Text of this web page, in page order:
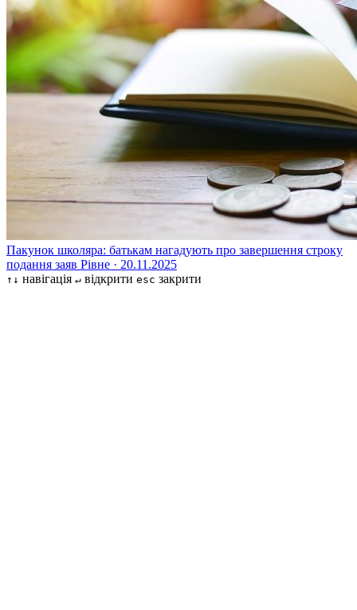
Пакунок школяра: батькам нагадують про завершення строку
подання заяв Рівне · 20.11.2025
↑↓ навігація ↵ відкрити esc закрити